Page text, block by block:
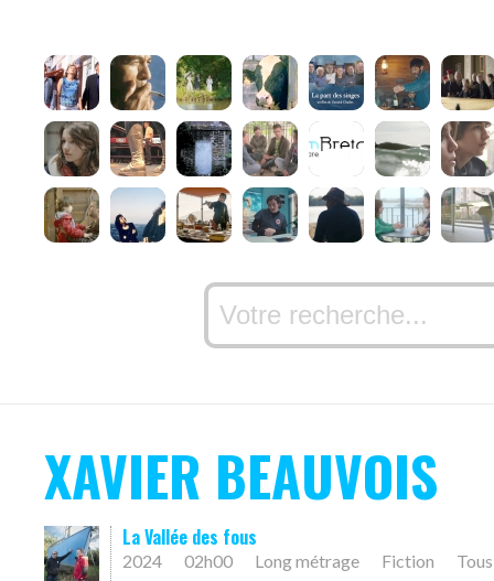
XAVIER BEAUVOIS
La Vallée des fous
2024 02h00 Long métrage Fiction